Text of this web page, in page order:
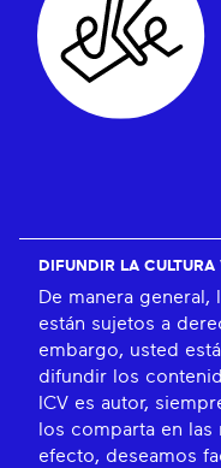
DIFUNDIR LA CULTURA
De manera
están sujetos a
embargo, usted
difundir los
ICV es autor,
los comparta en
efecto, deseamos